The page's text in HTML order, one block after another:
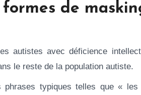
de
autistes avec déficience
le reste de la population autiste.
phrases typiques telles que «